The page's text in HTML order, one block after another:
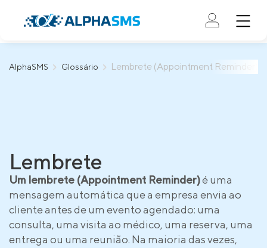
AlphaSMS Glossário Lembrete (Appointment Reminder)
Lembrete
Um lembrete (Appointment Reminder)é uma
mensagem automática que a empresa envia ao
cliente antes de um evento agendado: uma
consulta, uma visita ao médico, uma reserva, uma
entrega ou uma reunião. Na maioria das vezes,